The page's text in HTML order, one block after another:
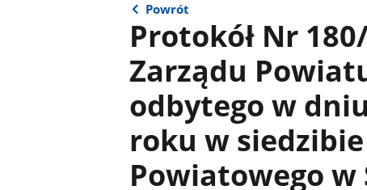
Powrót
Protokół Nr
Zarządu
odbytego w
roku w
Powiatowego